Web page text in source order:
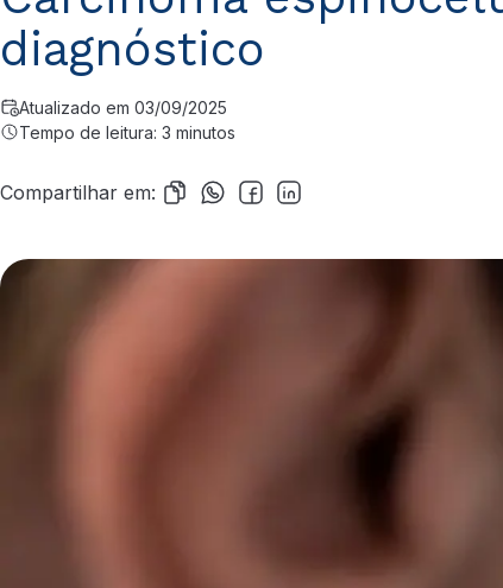
diagnóstico
Atualizado em 03/09/2025
Tempo de leitura: 3 minutos
Compartilhar em: